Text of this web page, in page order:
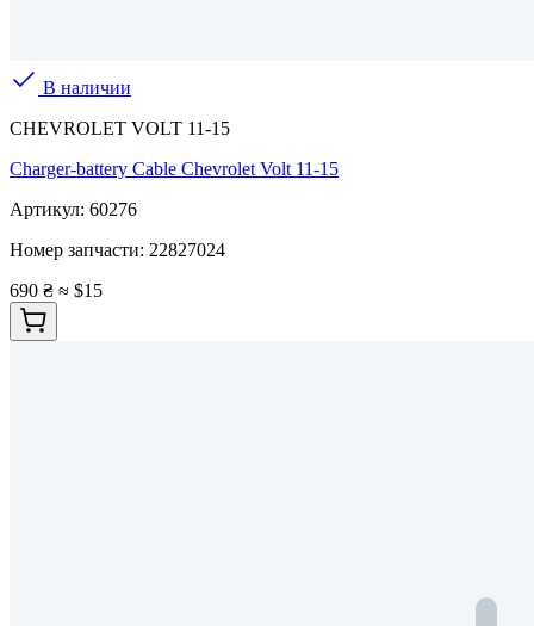
В наличии
CHEVROLET VOLT 11-15
Charger-battery Cable Chevrolet Volt 11-15
Артикул: 60276
Номер запчасти: 22827024
690 ₴ ≈ $15